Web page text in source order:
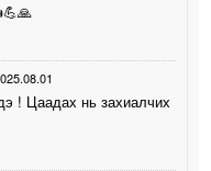
! Цаадах нь захиалчих